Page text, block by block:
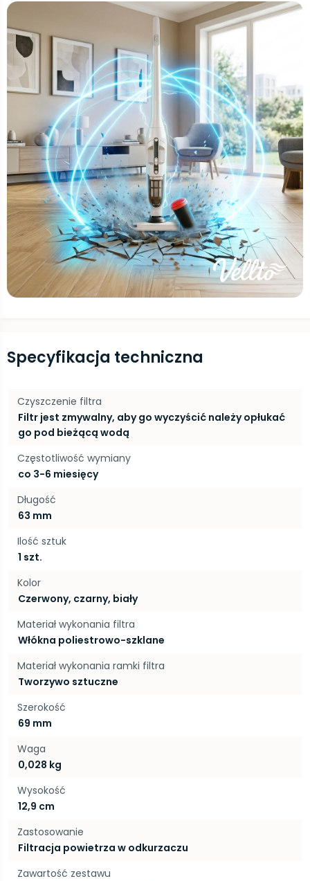
Specyfikacja techniczna
Czyszczenie filtra
Filtr jest zmywalny, aby go wyczyścić należy opłukać
go pod bieżącą wodą
Częstotliwość wymiany
co 3-6 miesięcy
Długość
63 mm
Ilość sztuk
1 szt.
Kolor
Czerwony, czarny, biały
Materiał wykonania filtra
Włókna poliestrowo-szklane
Materiał wykonania ramki filtra
Tworzywo sztuczne
Szerokość
69 mm
Waga
0,028 kg
Wysokość
12,9 cm
Zastosowanie
Filtracja powietrza w odkurzaczu
Zawartość zestawu